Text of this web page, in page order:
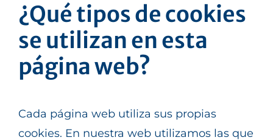
¿Qué tipos de cookies
se utilizan en esta
página web?
Cada página web utiliza sus propias
cookies. En nuestra web utilizamos las que